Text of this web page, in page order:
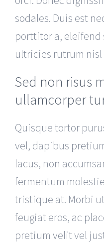
sodales. Duis est
porttitor a, eleifend
ultricies rutrum nisl
Sed non risus
ullamcorper
Quisque tortor
vel, dapibus
lacus, non
fermentum
tristique at. Morbi
feugiat eros, ac
pretium velit vel